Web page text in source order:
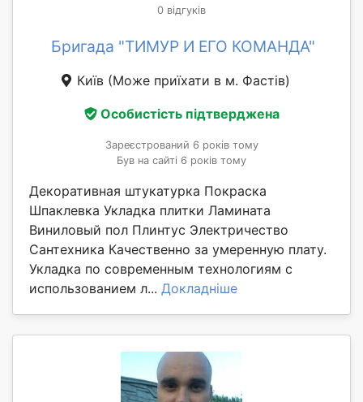
0 відгуків
Бригада "ТИМУР И ЕГО КОМАНДА"
Київ (Може приїхати в м. Фастів)
Особистість підтверджена
Зареєстрований 6 років тому
Був на сайті 6 років тому
Декоративная штукатурка Покраска
Шпаклевка Укладка плитки Ламината
Виниловый пол Плинтус Электричество
Сантехника Качественно за умеренную плату.
Укладка по современным технологиям с
использованием л... Докладніше